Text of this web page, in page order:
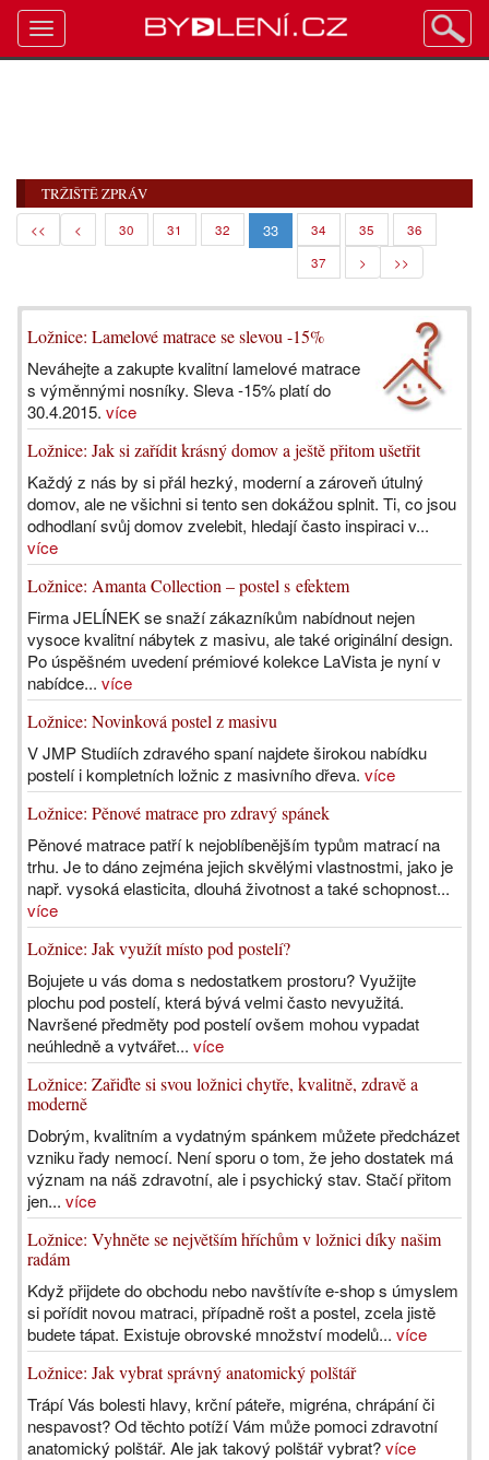
TRŽIŠTĚ ZPRÁV
<< < 30 31 32 33 34 35
36
37
> >>
Ložnice: Lamelové matrace se slevou -15%
Neváhejte a zakupte kvalitní lamelové matrace
s výměnnými nosníky. Sleva -15% platí do
30.4.2015. více
Ložnice: Jak si zařídit krásný domov a ještě přitom ušetřit
Každý z nás by si přál hezký, moderní a zároveň útulný
domov, ale ne všichni si tento sen dokážou splnit. Ti, co jsou
odhodlaní svůj domov zvelebit, hledají často inspiraci v...
více
Ložnice: Amanta Collection – postel s efektem
Firma JELÍNEK se snaží zákazníkům nabídnout nejen
vysoce kvalitní nábytek z masivu, ale také originální design.
Po úspěšném uvedení prémiové kolekce LaVista je nyní v
nabídce... více
Ložnice: Novinková postel z masivu
V JMP Studiích zdravého spaní najdete širokou nabídku
postelí i kompletních ložnic z masivního dřeva. více
Ložnice: Pěnové matrace pro zdravý spánek
Pěnové matrace patří k nejoblíbenějším typům matrací na
trhu. Je to dáno zejména jejich skvělými vlastnostmi, jako je
např. vysoká elasticita, dlouhá životnost a také schopnost...
více
Ložnice: Jak využít místo pod postelí?
Bojujete u vás doma s nedostatkem prostoru? Využijte
plochu pod postelí, která bývá velmi často nevyužitá.
Navršené předměty pod postelí ovšem mohou vypadat
neúhledně a vytvářet... více
Ložnice: Zařiďte si svou ložnici chytře, kvalitně, zdravě a
moderně
Dobrým, kvalitním a vydatným spánkem můžete předcházet
vzniku řady nemocí. Není sporu o tom, že jeho dostatek má
význam na náš zdravotní, ale i psychický stav. Stačí přitom
jen... více
Ložnice: Vyhněte se největším hříchům v ložnici díky našim
radám
Když přijdete do obchodu nebo navštívíte e-shop s úmyslem
si pořídit novou matraci, případně rošt a postel, zcela jistě
budete tápat. Existuje obrovské množství modelů... více
Ložnice: Jak vybrat správný anatomický polštář
Trápí Vás bolesti hlavy, krční páteře, migréna, chrápání či
nespavost? Od těchto potíží Vám může pomoci zdravotní
anatomický polštář. Ale jak takový polštář vybrat?více
Toggle
navigation